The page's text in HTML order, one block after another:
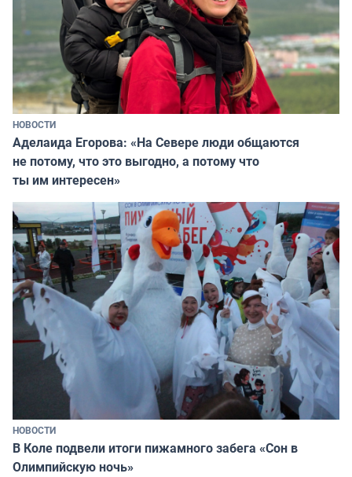
НОВОСТИ
Аделаида Егорова: «На Севере люди общаются
не потому, что это выгодно, а потому что
ты им интересен»
НОВОСТИ
В Коле подвели итоги пижамного забега «Сон в
Олимпийскую ночь»